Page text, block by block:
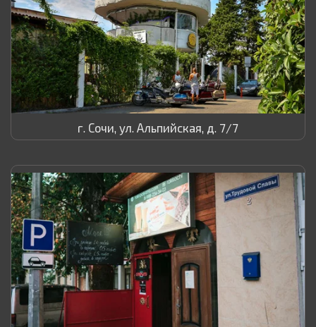
г. Сочи, ул. Альпийская, д. 7/7